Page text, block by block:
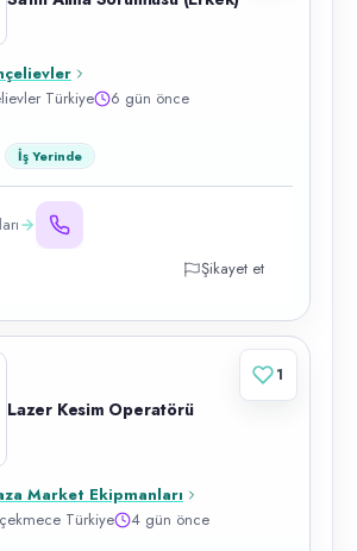
Türkiye
6 gün önce
İş Yerinde
Şikayet et
Lazer Kesim Operatörü
Market Ekipmanları
Türkiye
4 gün önce
1